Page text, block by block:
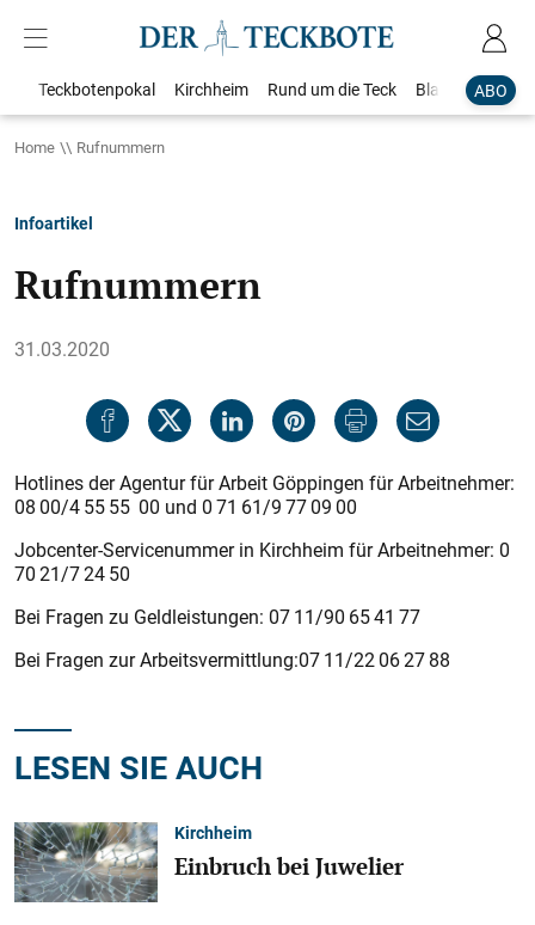
ABO
Teckbotenpokal Kirchheim Rund um die Teck Blaulicht
Home Rufnummern
Infoartikel
Rufnummern
31.03.2020
Hotlines der Agentur für Arbeit Göppingen für Arbeitnehmer:
08 00/4 55 55 00 und 0 71 61/9 77 09 00
Jobcenter-Servicenummer in Kirchheim für Arbeitnehmer: 0
70 21/7 24 50
Bei Fragen zu Geldleistungen: 07 11/90 65 41 77
Bei Fragen zur Arbeitsvermittlung:07 11/22 06 27 88
LESEN SIE AUCH
Kirchheim
Einbruch bei Juwelier